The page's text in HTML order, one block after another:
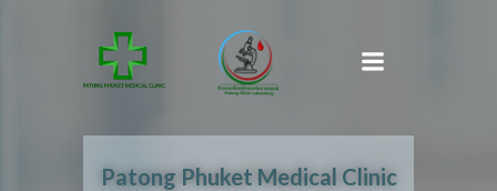
to
content
Patong Phuket Medical Clinic